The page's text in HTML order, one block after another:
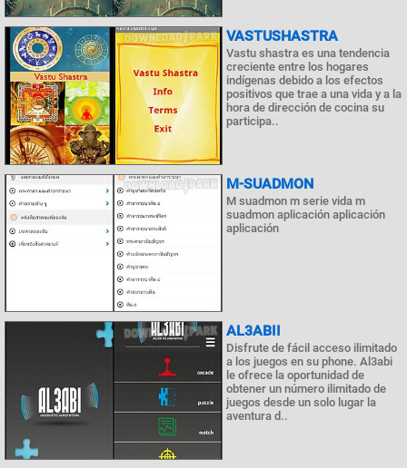
VASTUSHASTRA
Vastu shastra es una tendencia
creciente entre los hogares
indígenas debido a los efectos
positivos que trae a una vida y a la
hora de dirección de cocina su
participa..
M-SUADMON
M suadmon m serie vida m
suadmon aplicación aplicación
aplicación
AL3ABII
Disfrute de fácil acceso ilimitado
a los juegos en su phone. Al3abi
le ofrece la oportunidad de
obtener un número ilimitado de
juegos desde un solo lugar la
aventura d..